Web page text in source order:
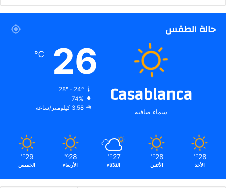
حالة الطقس
Casablanca
سماء صافية
26
℃
28º - 24º
74%
3.58 كيلومتر/ساعة
28
℃
الأحد
28
℃
الأثنين
27
℃
الثلاثاء
28
℃
الأربعاء
29
℃
الخميس